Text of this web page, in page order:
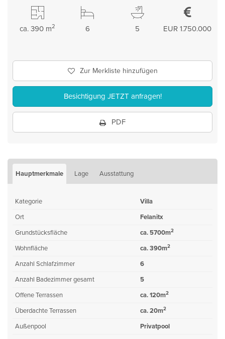
EUR 1.750.000
5
6
ca. 390 m2
Zur Merkliste hinzufügen
Besichtigung JETZT anfragen!
PDF
Hauptmerkmale Lage Ausstattung
Kategorie
Villa
Ort
Felanitx
Grundstücksfläche
ca. 5700m2
Wohnfläche ca. 390m2
Anzahl Schlafzimmer
6
Anzahl Badezimmer gesamt
5
Offene Terrassen
ca. 120m2
Überdachte Terrassen ca. 20m2
Außenpool
Privatpool